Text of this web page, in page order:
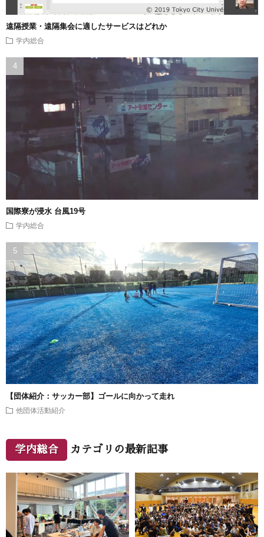
遠隔授業・遠隔集会に適したサービスはどれか
学内総合
国際寮が浸水 台風19号
学内総合
【団体紹介：サッカー部】ゴールに向かって走れ
他団体活動紹介
学内総合 カテゴリの最新記事